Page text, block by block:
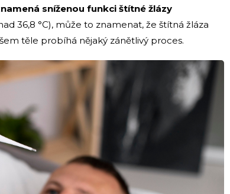
sníženou funkci štítné žlázy
36,8 °C), může to znamenat, že štítná žláza
těle probíhá nějaký zánětlivý proces.